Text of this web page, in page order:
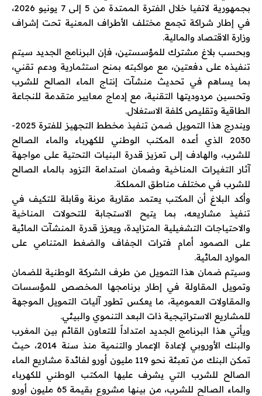
بجمهورية لاتفيا خلال الفترة الممتدة من 5 إلى 7 يونيو 2026،
في إطار شراكة تجمع مختلف الأطراف المعنية تحت إشراف
وزارة الاقتصاد والمالية.
وبحسب بلاغ مشترك للمؤسستين، فإن البرنامج الجديد سيتم
تنفيذه على دفعتين، مع مواكبته بمنح استثمارية ودعم تقني،
بما يساهم في تحديث منشآت إنتاج الماء الصالح للشرب
وتحسين مردوديتها التقنية، مع إدماج معايير متقدمة للنجاعة
الطاقية وتقليص كلفة الاستغلال.
ويندرج هذا التمويل ضمن تنفيذ مخطط التجهيز للفترة 2025-
2030 الذي أعده المكتب الوطني للكهرباء والماء الصالح
للشرب، والهادف إلى تعزيز قدرة البنيات التحتية على مواجهة
آثار التغيرات المناخية وضمان استدامة التزود بالماء الصالح
للشرب في مختلف مناطق المملكة.
وأكد البلاغ أن المكتب يعتمد مقاربة مرنة وقابلة للتكيف في
تنفيذ مشاريعه، بما يتيح الاستجابة للتحولات المناخية
والاحتياجات التشغيلية المتزايدة، ويعزز قدرة المنشآت المائية
على الصمود أمام فترات الجفاف والضغط المتنامي على
الموارد المائية.
وسيتم ضمان هذا التمويل من طرف الشركة الوطنية للضمان
وتمويل المقاولة في إطار برنامجها المخصص للمؤسسات
والمقاولات العمومية، ما يعكس تطور آليات التمويل الموجهة
للمشاريع الاستراتيجية ذات البعد التنموي والبيئي.
ويأتي هذا البرنامج الجديد امتداداً للتعاون القائم بين المغرب
والبنك الأوروبي لإعادة الإعمار والتنمية منذ سنة 2014، حيث
تمكن البنك من تعبئة نحو 119 مليون أورو لفائدة مشاريع الماء
الصالح للشرب التي يشرف عليها المكتب الوطني للكهرباء
والماء الصالح للشرب، من بينها مشروع بقيمة 65 مليون أورو